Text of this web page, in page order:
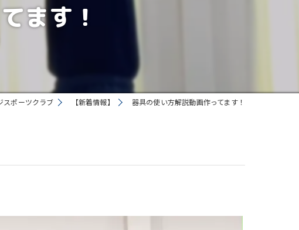
ます！
スポーツクラブ 【新着情報】 器具の使い方解説動画作ってます！